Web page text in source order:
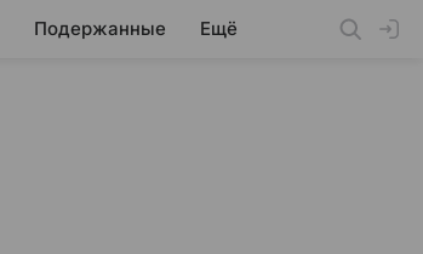
Подержанные Ещё